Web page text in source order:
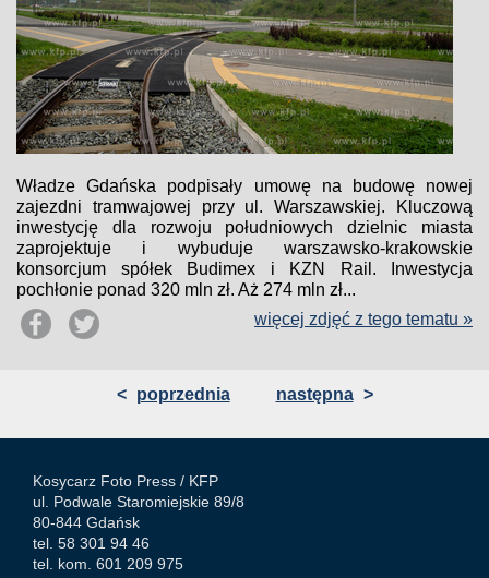
Władze Gdańska podpisały umowę na budowę nowej
zajezdni tramwajowej przy ul. Warszawskiej. Kluczową
inwestycję dla rozwoju południowych dzielnic miasta
zaprojektuje i wybuduje warszawsko-krakowskie
konsorcjum spółek Budimex i KZN Rail. Inwestycja
pochłonie ponad 320 mln zł. Aż 274 mln zł...
więcej zdjęć z tego tematu »
< poprzednia następna >
Kosycarz Foto Press / KFP
ul. Podwale Staromiejskie 89/8
80-844 Gdańsk
tel. 58 301 94 46
tel. kom. 601 209 975